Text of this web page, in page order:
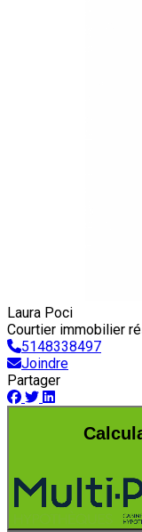
Laura Poci
Courtier immobilier
5148338497
Joindre
Partager